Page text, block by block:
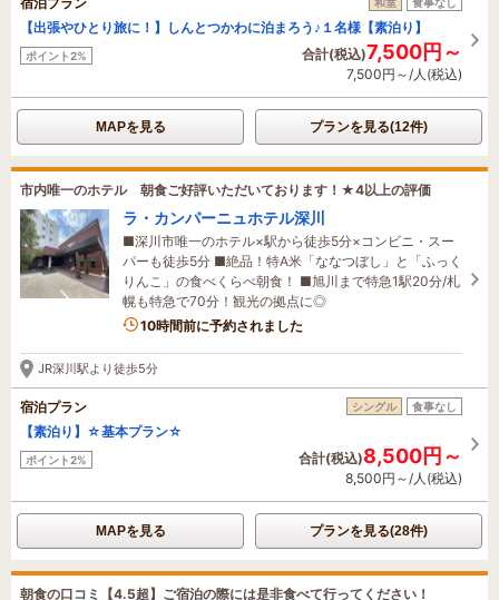
【出張やひとり旅に！】しんとつかわに泊まろう♪１名様【素泊り】
ポイント2% 合計(税込)7,500円～
7,500円～/人(税込)
MAPを見る プランを見る(12件)
市内唯一のホテル 朝食ご好評いただいております！★4以上の評価
ラ・カンパーニュホテル深川
■深川市唯一のホテル×駅から徒歩5分×コンビニ・スー
パーも徒歩5分 ■絶品！特A米「ななつぼし」と「ふっく
りんこ」の食べくらべ朝食！ ■旭川まで特急1駅20分/札
幌も特急で70分！観光の拠点に◎
10時間前に予約されました
JR深川駅より徒歩5分
宿泊プラン シングル 食事なし
【素泊り】☆基本プラン☆
ポイント2% 合計(税込)8,500円～
8,500円～/人(税込)
MAPを見る プランを見る(28件)
朝食の口コミ【4.5超】ご宿泊の際には是非食べて行ってください！